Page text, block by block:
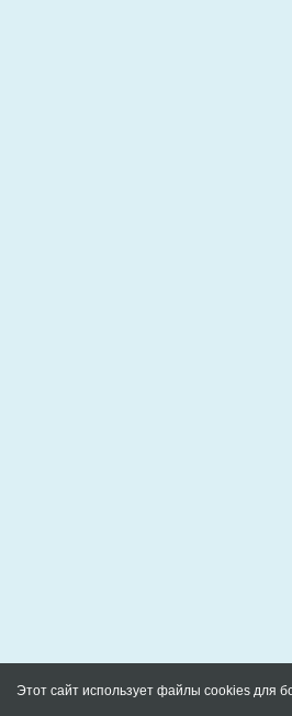
Этот сайт использует файлы cookies для